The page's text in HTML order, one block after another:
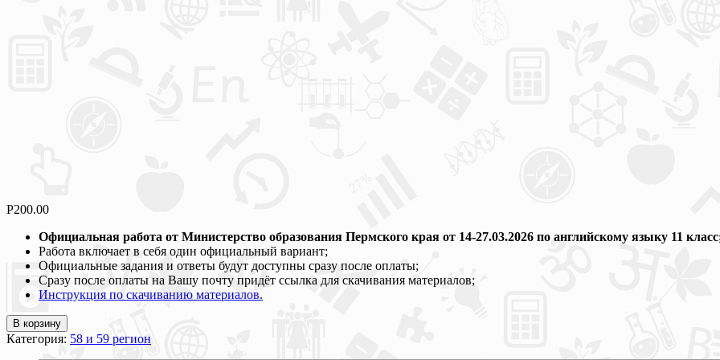
Р200.00
Официальная работа от Министерство образования Пермского края от 14-27.03.2026 по английскому языку 11
Работа включает в себя один официальный вариант;
Официальные задания и ответы будут доступны сразу после оплаты;
Сразу после оплаты на Вашу почту придёт ссылка для скачивания материалов;
Инструкция по скачиванию материалов.
В корзину
Категория: 58 и 59 регион